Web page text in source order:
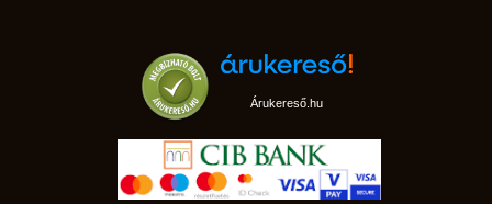
Árukereső.hu